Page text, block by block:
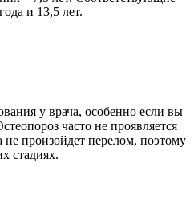
и 13,5 лет.
у врача, особенно если вы
часто не проявляется
произойдет перелом, поэтому
стадиях.